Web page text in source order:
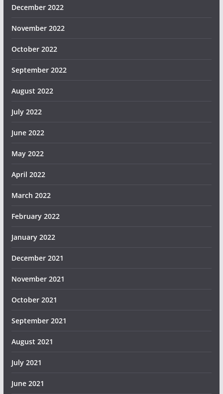
December 2022
November 2022
October 2022
September 2022
August 2022
July 2022
June 2022
May 2022
April 2022
March 2022
February 2022
January 2022
December 2021
November 2021
October 2021
September 2021
August 2021
July 2021
June 2021